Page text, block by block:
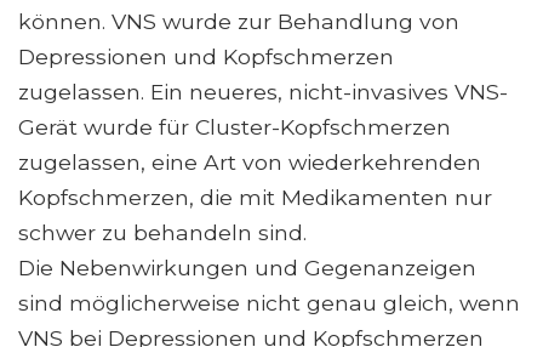
können. VNS wurde zur Behandlung von
Depressionen und Kopfschmerzen
zugelassen. Ein neueres, nicht-invasives VNS-
Gerät wurde für Cluster-Kopfschmerzen
zugelassen, eine Art von wiederkehrenden
Kopfschmerzen, die mit Medikamenten nur
schwer zu behandeln sind.
Die Nebenwirkungen und Gegenanzeigen
sind möglicherweise nicht genau gleich, wenn
VNS bei Depressionen und Kopfschmerzen